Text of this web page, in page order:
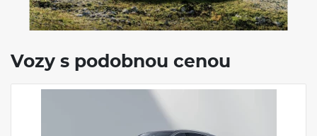
Vozy s podobnou cenou